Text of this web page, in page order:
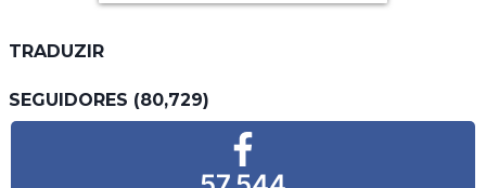
TRADUZIR
SEGUIDORES (80,729)